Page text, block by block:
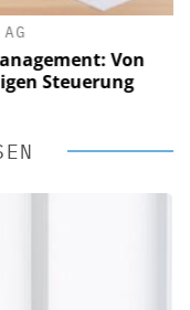
Von
Steuerung